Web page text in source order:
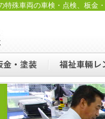
特殊車両の車検・点検、板金